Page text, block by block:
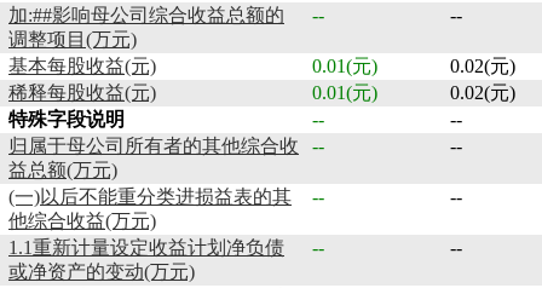
加:##影响母公司综合收益总额的
调整项目(万元)
-- --
基本每股收益(元) 0.01(元)
0.02(元)
稀释每股收益(元)
0.01(元)
0.02(元)
特殊字段说明
--
--
归属于母公司所有者的其他综合收
益总额(万元)
-- --
(一)以后不能重分类进损益表的其
他综合收益(万元)
-- --
1.1重新计量设定收益计划净负债
或净资产的变动(万元)
-- --